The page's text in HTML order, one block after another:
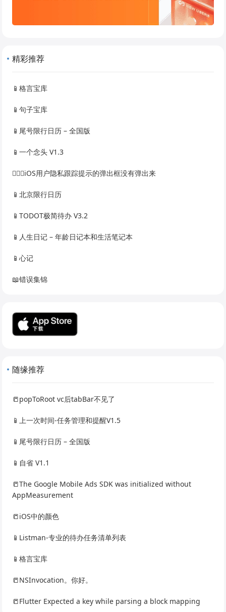
精彩推荐
📱格言宝库
📱句子宝库
📱尾号限行日历 – 全国版
📱一个念头 V1.3
🙅🏻‍♀️iOS用户隐私跟踪提示的弹出框没有弹出来
📱北京限行日历
📱TODOT极简待办 V3.2
📱人生日记 – 年龄日记本和生活笔记本
📱心记
📖错误集锦
随缘推荐
📒popToRoot vc后tabBar不见了
📱上一次时间-任务管理和提醒V1.5
📱尾号限行日历 – 全国版
📱自省 V1.1
📒The Google Mobile Ads SDK was initialized without
AppMeasurement
📒iOS中的颜色
📱Listman-专业的待办任务清单列表
📱格言宝库
📒NSInvocation。你好。
📒Flutter Expected a key while parsing a block mapping